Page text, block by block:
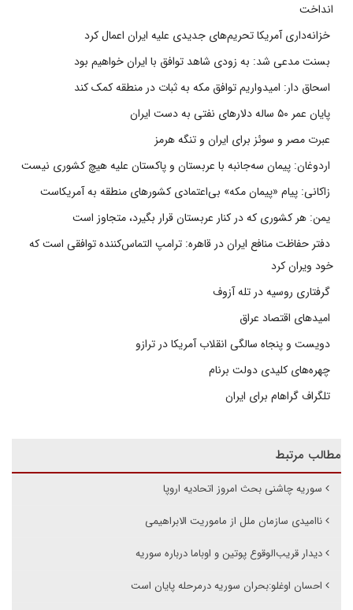
انداخت
خزانه‌داری آمریکا تحریم‌های جدیدی علیه ایران اعمال کرد
بسنت مدعی شد: به زودی شاهد توافق با ایران خواهیم بود
اسحاق دار: امیدواریم توافق مکه به ثبات در منطقه کمک کند
پایان عمر ۵۰ ساله دلارهای نفتی به دست ایران
عبرت مصر و سوئز برای ایران و تنگه هرمز
اردوغان: پیمان سه‌جانبه با عربستان و پاکستان علیه هیچ کشوری نیست
زاکانی: پیام «پیمان مکه» بی‌اعتمادی کشورهای منطقه به آمریکاست
یمن: هر کشوری که در کنار عربستان قرار بگیرد، متجاوز است
دفتر حفاظت منافع ایران در قاهره: ترامپ التماس‌کننده توافقی است که
خود ویران کرد
گرفتاری روسیه در تله آزوف
امیدهای اقتصاد عراق
دویست و پنجاه سالگی انقلاب آمریکا در ترازو
چهره‌های کلیدی دولت برنام
تلگراف گراهام برای ایران
مطالب مرتبط
سوریه چاشنی بحث امروز اتحادیه اروپا
ناامیدی سازمان ملل از ماموریت الابراهیمی
دیدار قریب‌الوقوع پوتین و اوباما درباره سوریه
احسان اوغلو:بحران سوریه درمرحله پایان است